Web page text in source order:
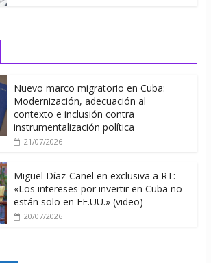
Nuevo marco migratorio en Cuba:
Modernización, adecuación al
contexto e inclusión contra
instrumentalización política
21/07/2026
Miguel Díaz-Canel en exclusiva a RT:
«Los intereses por invertir en Cuba no
están solo en EE.UU.» (video)
20/07/2026